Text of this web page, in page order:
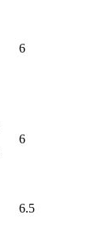
6
6
6.5